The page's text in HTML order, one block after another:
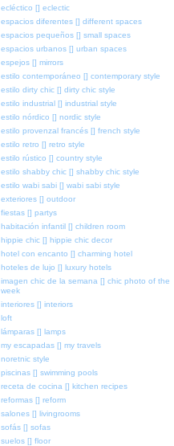
ecléctico [] eclectic
espacios diferentes [] different spaces
espacios pequeños [] small spaces
espacios urbanos [] urban spaces
espejos [] mirrors
estilo contemporáneo [] contemporary style
estilo dirty chic [] dirty chic style
estilo industrial [] industrial style
estilo nórdico [] nordic style
estilo provenzal francés [] french style
estilo retro [] retro style
estilo rústico [] country style
estilo shabby chic [] shabby chic style
estilo wabi sabi [] wabi sabi style
exteriores [] outdoor
fiestas [] partys
habitación infantil [] children room
hippie chic [] hippie chic decor
hotel con encanto [] charming hotel
hoteles de lujo [] luxury hotels
imagen chic de la semana [] chic photo of the
week
interiores [] interiors
loft
lámparas [] lamps
my escapadas [] my travels
noretnic style
piscinas [] swimming pools
receta de cocina [] kitchen recipes
reformas [] reform
salones [] livingrooms
sofás [] sofas
suelos [] floor